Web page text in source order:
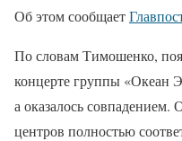
Об этом сообщает
По словам Тимошенко,
концерте группы «Океан
а оказалось совпадением.
центров полностью